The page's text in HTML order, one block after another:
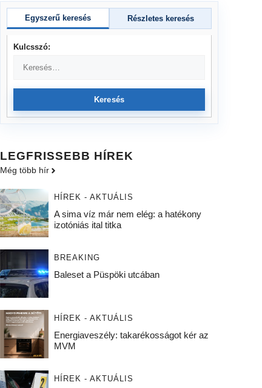
Egyszerű keresés Részletes keresés
Kulcsszó:
Keresés
LEGFRISSEBB HÍREK
Még több hír
HÍREK - AKTUÁLIS
A sima víz már nem elég: a hatékony
izotóniás ital titka
BREAKING
Baleset a Püspöki utcában
HÍREK - AKTUÁLIS
Energiaveszély: takarékosságot kér az
MVM
HÍREK - AKTUÁLIS